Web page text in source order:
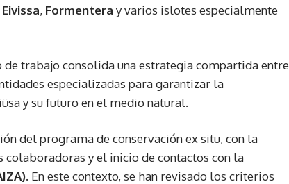
Eivissa, Formentera y varios islotes especialmente
de trabajo consolida una estrategia compartida entre
especializadas para garantizar la
y su futuro en el medio natural.
del programa de conservación ex situ, con la
y el inicio de contactos con la
. En este contexto, se han revisado los criterios